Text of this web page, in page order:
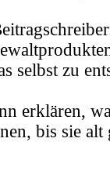
selbst zu
erklären,
bis sie alt